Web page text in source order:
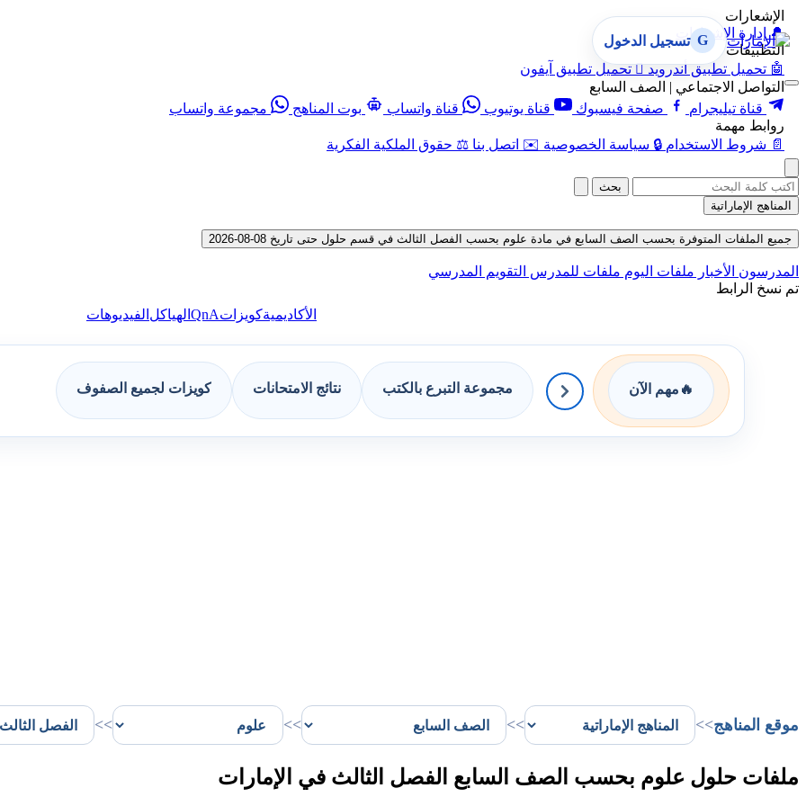
الإشعارات
🔔 إدارة الإشعارات
التطبيقات
🤖 تحميل تطبيق أندرويد  تحميل تطبيق آيفون
التواصل الاجتماعي | الصف السابع
قناة تيليجرام
صفحة فيسبوك قناة يوتيوب قناة واتساب بوت المناهج
مجموعة واتساب
روابط مهمة
📄 شروط الاستخدام 🔒 سياسة الخصوصية ✉️ اتصل بنا ⚖️ حقوق الملكية الفكرية
G تسجيل الدخول
بحث
المناهج الإماراتية
جميع الملفات المتوفرة بحسب الصف السابع في مادة علوم بحسب الفصل الثالث في قسم حلول حتى تاريخ 08-08-2026
المدرسون الأخبار ملفات اليوم ملفات للمدرس التقويم المدرسي
تم نسخ الرابط
الأكاديميةكويزاتQnA الهياكل الفيديوهات
🔥 مهم الآن مجموعة التبرع بالكتب نتائج الامتحانات كويزات لجميع الصفوف
موقع المناهج>>
>>
>>
>>
ملفات حلول علوم بحسب الصف السابع الفصل الثالث في الإمارات